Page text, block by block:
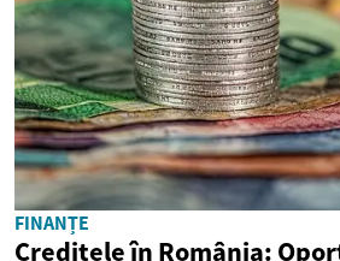
FINANȚE
Creditele în România: